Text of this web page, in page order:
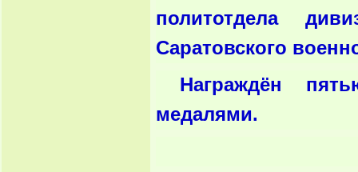
политотдела
Саратовского
Награждён
медалями.